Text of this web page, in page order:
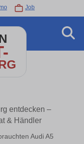
Job
entdecken –
& Händler
Audi A5